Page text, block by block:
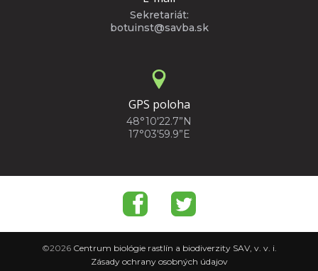
Sekretariát:
botuinst@savba.sk
GPS poloha
48°10'22.7”N
17°03'59.9”E
©2026Centrum biológie rastlín a biodiverzity SAV, v. v. i.
Zásady ochrany osobných údajov